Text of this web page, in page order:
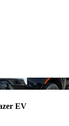
EV